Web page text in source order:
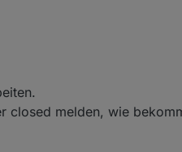
closed melden, wie